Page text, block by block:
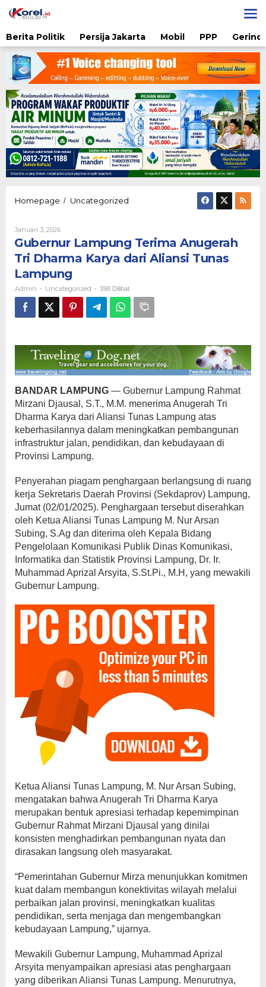
ke
Berita Politik
Persija Jakarta Mobil PPP
Homepage / Uncategorized
Tri
Dharma
Karya
Aliansi
Tunas
Lampung
Januari 3, 2026Oleh
Gubernur Lampung Terima Anugerah
Tri Dharma Karya dari Aliansi Tunas
Lampung
Admin - Uncategorized - 398 Dilihat
BANDAR LAMPUNG — Gubernur Lampung Rahmat
Mirzani Djausal, S.T., M.M. menerima Anugerah Tri
Dharma Karya dari Aliansi Tunas Lampung atas
keberhasilannya dalam meningkatkan pembangunan
infrastruktur jalan, pendidikan, dan kebudayaan di
Provinsi Lampung.
Penyerahan piagam penghargaan berlangsung di ruang
kerja Sekretaris Daerah Provinsi (Sekdaprov) Lampung,
Jumat (02/01/2025). Penghargaan tersebut diserahkan
oleh Ketua Aliansi Tunas Lampung M. Nur Arsan
Subing, S.Ag dan diterima oleh Kepala Bidang
Pengelolaan Komunikasi Publik Dinas Komunikasi,
Informatika dan Statistik Provinsi Lampung, Dr. Ir.
Muhammad Aprizal Arsyita, S.St.Pi., M.H, yang mewakili
Gubernur Lampung.
Ketua Aliansi Tunas Lampung, M. Nur Arsan Subing,
mengatakan bahwa Anugerah Tri Dharma Karya
merupakan bentuk apresiasi terhadap kepemimpinan
Gubernur Rahmat Mirzani Djausal yang dinilai
konsisten menghadirkan pembangunan nyata dan
dirasakan langsung oleh masyarakat.
“Pemerintahan Gubernur Mirza menunjukkan komitmen
kuat dalam membangun konektivitas wilayah melalui
perbaikan jalan provinsi, meningkatkan kualitas
pendidikan, serta menjaga dan mengembangkan
kebudayaan Lampung,” ujarnya.
Mewakili Gubernur Lampung, Muhammad Aprizal
Arsyita menyampaikan apresiasi atas penghargaan
yang diberikan Aliansi Tunas Lampung. Menurutnya,